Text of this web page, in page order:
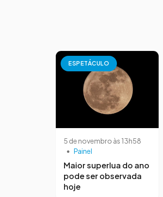
ESPETÁCULO
5 de novembro às 13h58
• Painel
Maior superlua do ano
pode ser observada
hoje